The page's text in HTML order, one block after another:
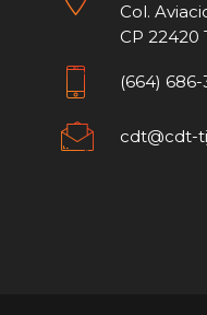
Col.
CP 22420
(664)
cdt@cdt-